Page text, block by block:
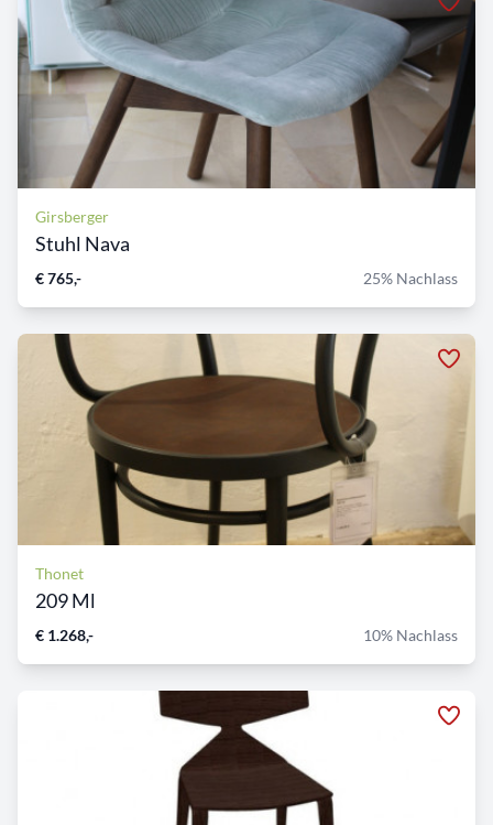
Girsberger
Stuhl Nava
€ 765,- 25% Nachlass
Thonet
209 Ml
€ 1.268,- 10% Nachlass